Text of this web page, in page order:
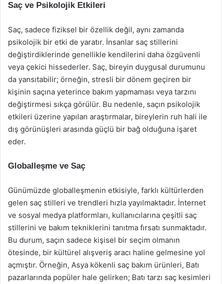
Saç ve Psikolojik Etkileri
Saç, sadece fiziksel bir özellik değil, aynı zamanda
psikolojik bir etki de yaratır. İnsanlar saç stillerini
değiştirdiklerinde genellikle kendilerini daha özgüvenli
veya çekici hissederler. Saç, bireyin duygusal durumunu
da yansıtabilir; örneğin, stresli bir dönem geçiren bir
kişinin saçına yeterince bakım yapmaması veya tarzını
değiştirmesi sıkça görülür. Bu nedenle, saçın psikolojik
etkileri üzerine yapılan araştırmalar, bireylerin ruh hali ile
dış görünüşleri arasında güçlü bir bağ olduğuna işaret
eder.
Globalleşme ve Saç
Günümüzde globalleşmenin etkisiyle, farklı kültürlerden
gelen saç stilleri ve trendleri hızla yayılmaktadır. İnternet
ve sosyal medya platformları, kullanıcılarına çeşitli saç
stillerini ve bakım tekniklerini tanıtma fırsatı sunmaktadır.
Bu durum, saçın sadece kişisel bir seçim olmanın
ötesinde, bir kültürel alışveriş aracı haline gelmesine yol
açmıştır. Örneğin, Asya kökenli saç bakım ürünleri, Batı
pazarlarında popüler hale gelirken; Batı tarzı saç kesimleri